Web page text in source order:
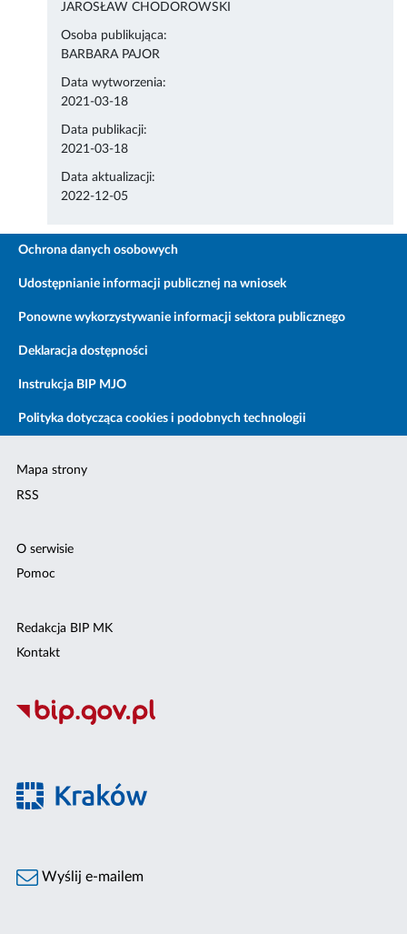
JAROSŁAW CHODOROWSKI
Osoba publikująca:
BARBARA PAJOR
Data wytworzenia:
2021-03-18
Data publikacji:
2021-03-18
Data aktualizacji:
2022-12-05
Ochrona danych osobowych
Udostępnianie informacji publicznej na wniosek
Ponowne wykorzystywanie informacji sektora publicznego
Deklaracja dostępności
Instrukcja BIP MJO
Polityka dotycząca cookies i podobnych technologii
Mapa strony
RSS
O serwisie
Pomoc
Redakcja BIP MK
Kontakt
Wyślij e-mailem